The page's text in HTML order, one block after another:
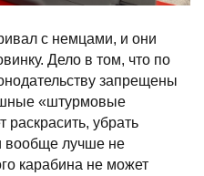
с немцами, и они
Дело в том, что по
запрещены
«штурмовые
раскрасить, убрать
вообще лучше не
карабина не может